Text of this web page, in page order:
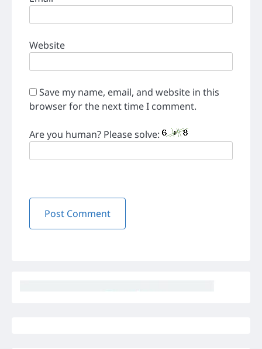
Website
Save my name, email, and website in this
browser for the next time I comment.
Are you human? Please solve: